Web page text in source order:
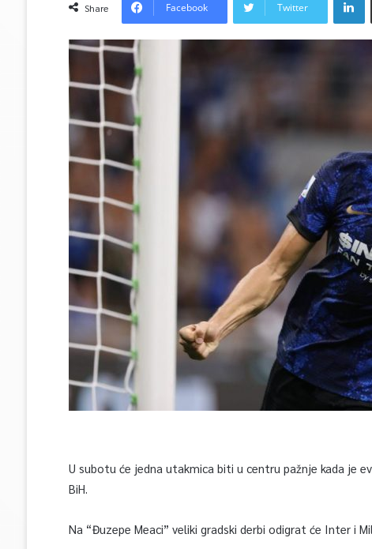
Share Facebook Twitter
U subotu će jedna utakmica biti u centru pažnje kada je
BiH.
Na “Đuzepe Meaci” veliki gradski derbi odigrat će Inter i